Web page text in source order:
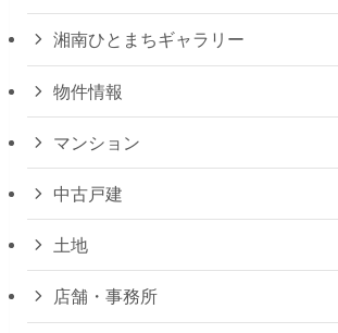
湘南ひとまちギャラリー
物件情報
マンション
中古戸建
土地
店舗・事務所